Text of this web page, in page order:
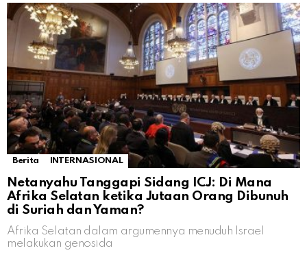
Berita INTERNASIONAL
Netanyahu Tanggapi Sidang ICJ: Di Mana
Afrika Selatan ketika Jutaan Orang Dibunuh
di Suriah dan Yaman?
Afrika Selatan dalam argumennya menuduh Israel
melakukan genosida